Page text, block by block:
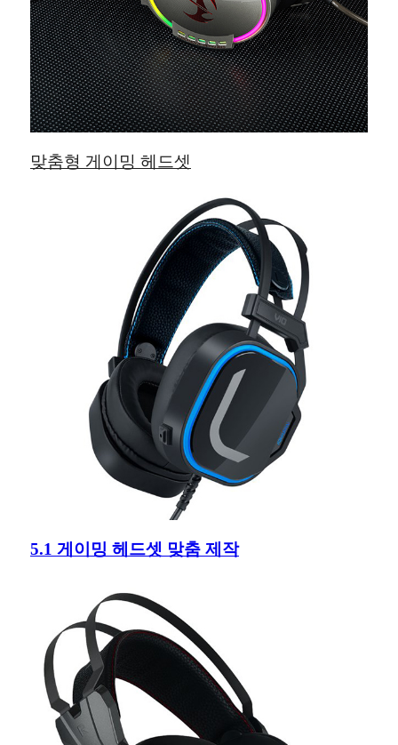
맞춤형 게이밍 헤드셋
5.1 게이밍 헤드셋 맞춤 제작